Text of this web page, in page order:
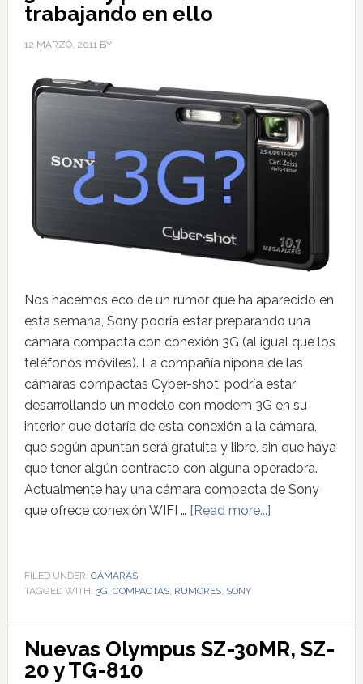
trabajando en ello
12 MARZO, 2011BY
Nos hacemos eco de un rumor que ha aparecido en
esta semana, Sony podría estar preparando una
cámara compacta con conexión 3G (al igual que los
teléfonos móviles). La compañía nipona de las
cámaras compactas Cyber-shot, podría estar
desarrollando un modelo con modem 3G en su
interior que dotaría de esta conexión a la cámara,
que según apuntan será gratuita y libre, sin que haya
que tener algún contracto con alguna operadora.
Actualmente hay una cámara compacta de Sony
que ofrece conexión WIFI … [Read more...]
FILED UNDER: CÁMARAS
TAGGED WITH: 3G, COMPACTAS, RUMORES, SONY
Nuevas Olympus SZ-30MR, SZ-
20 y TG-810